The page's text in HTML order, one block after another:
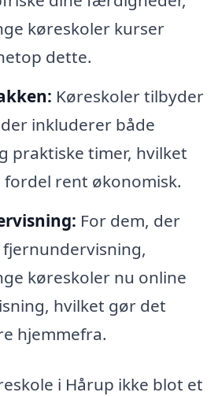
køreskoler kurser
dette.
Køreskoler tilbyder
inkluderer både
praktiske timer, hvilket
rent økonomisk.
For dem, der
køreskoler nu online
hvilket gør det
hjemmefra.
i Hårup ikke blot et